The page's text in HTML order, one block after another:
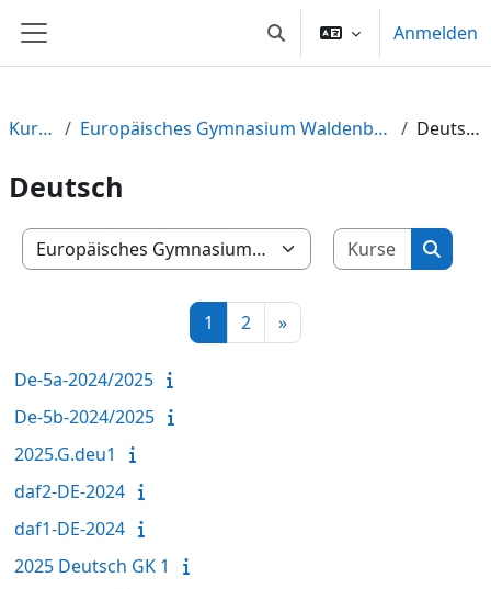
Website-Übersicht Sucheingabe umschalten
Anmelden
Kurse Europäisches Gymnasium Waldenburg Deutsch
Deutsch
Kursbereiche
Kurse
Kurse
1 Seite 1
2 Seite 2
»Nächste Seite
De-5a-2024/2025
De-5b-2024/2025
2025.G.deu1
daf2-DE-2024
daf1-DE-2024
2025 Deutsch GK 1